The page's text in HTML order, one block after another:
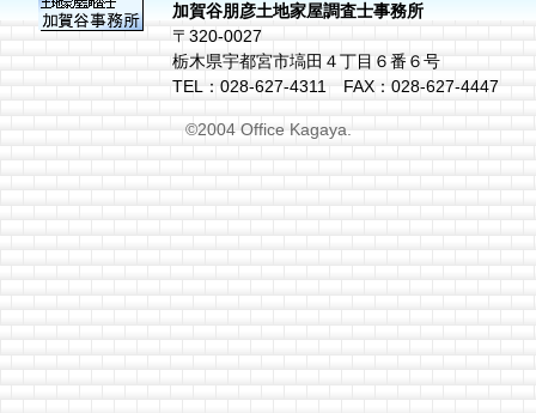
加賀谷朋彦土地家屋調査士事務所
〒320-0027
栃木県宇都宮市塙田４丁目６番６号
TEL：028-627-4311 FAX：028-627-4447
©2004 Office Kagaya.